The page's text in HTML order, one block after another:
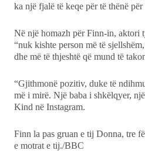
ka një fjalë të keqe për të thënë
Në një homazh për Finn-in, aktori
“nuk kishte person më të
dhe më të thjeshtë që mund të
“Gjithmonë pozitiv, duke të
më i mirë. Një baba i shkëlqyer,
Kind në Instagram.
Finn la pas gruan e tij Donna, tre
e motrat e tij./BBC